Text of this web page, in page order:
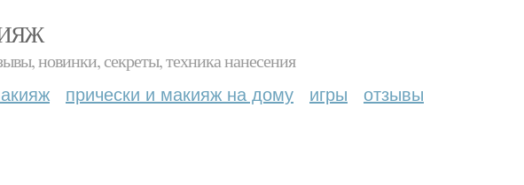
новинки, секреты, техника нанесения
прически и макияж на дому игры отзывы